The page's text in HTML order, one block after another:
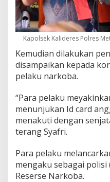
Kapolsek Kalideres Polres
Kemudian dilakukan
disampaikan kepada
pelaku narkoba.
“Para pelaku
menunjukan Id card
menakuti dengan
terang Syafri.
Para pelaku
mengaku sebagai
Reserse Narkoba.